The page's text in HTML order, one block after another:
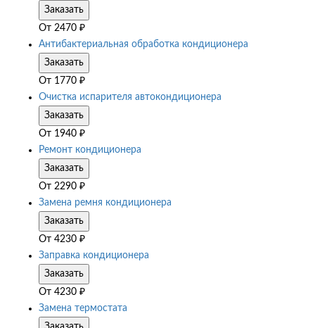
Заказать
От 2470 ₽
Антибактериальная обработка кондиционера
Заказать
От 1770 ₽
Очистка испарителя автокондиционера
Заказать
От 1940 ₽
Ремонт кондиционера
Заказать
От 2290 ₽
Замена ремня кондиционера
Заказать
От 4230 ₽
Заправка кондиционера
Заказать
От 4230 ₽
Замена термостата